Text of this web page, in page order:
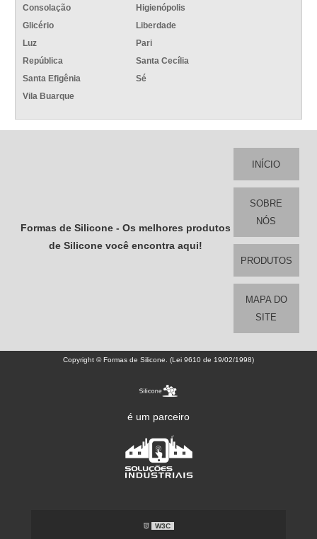
Consolação
Higienópolis
Glicério
Liberdade
Luz
Pari
República
Santa Cecília
Santa Efigênia
Sé
Vila Buarque
Formas de Silicone - Os melhores produtos
de Silicone você encontra aqui!
INÍCIO
SOBRE
NÓS
PRODUTOS
MAPA DO
SITE
Copyright © Formas de Silicone. (Lei 9610 de 19/02/1998)
é um parceiro
W3C